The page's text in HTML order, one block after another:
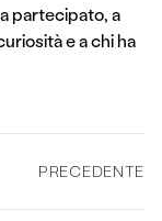
partecipato, a
e a chi ha
PRECEDENTE